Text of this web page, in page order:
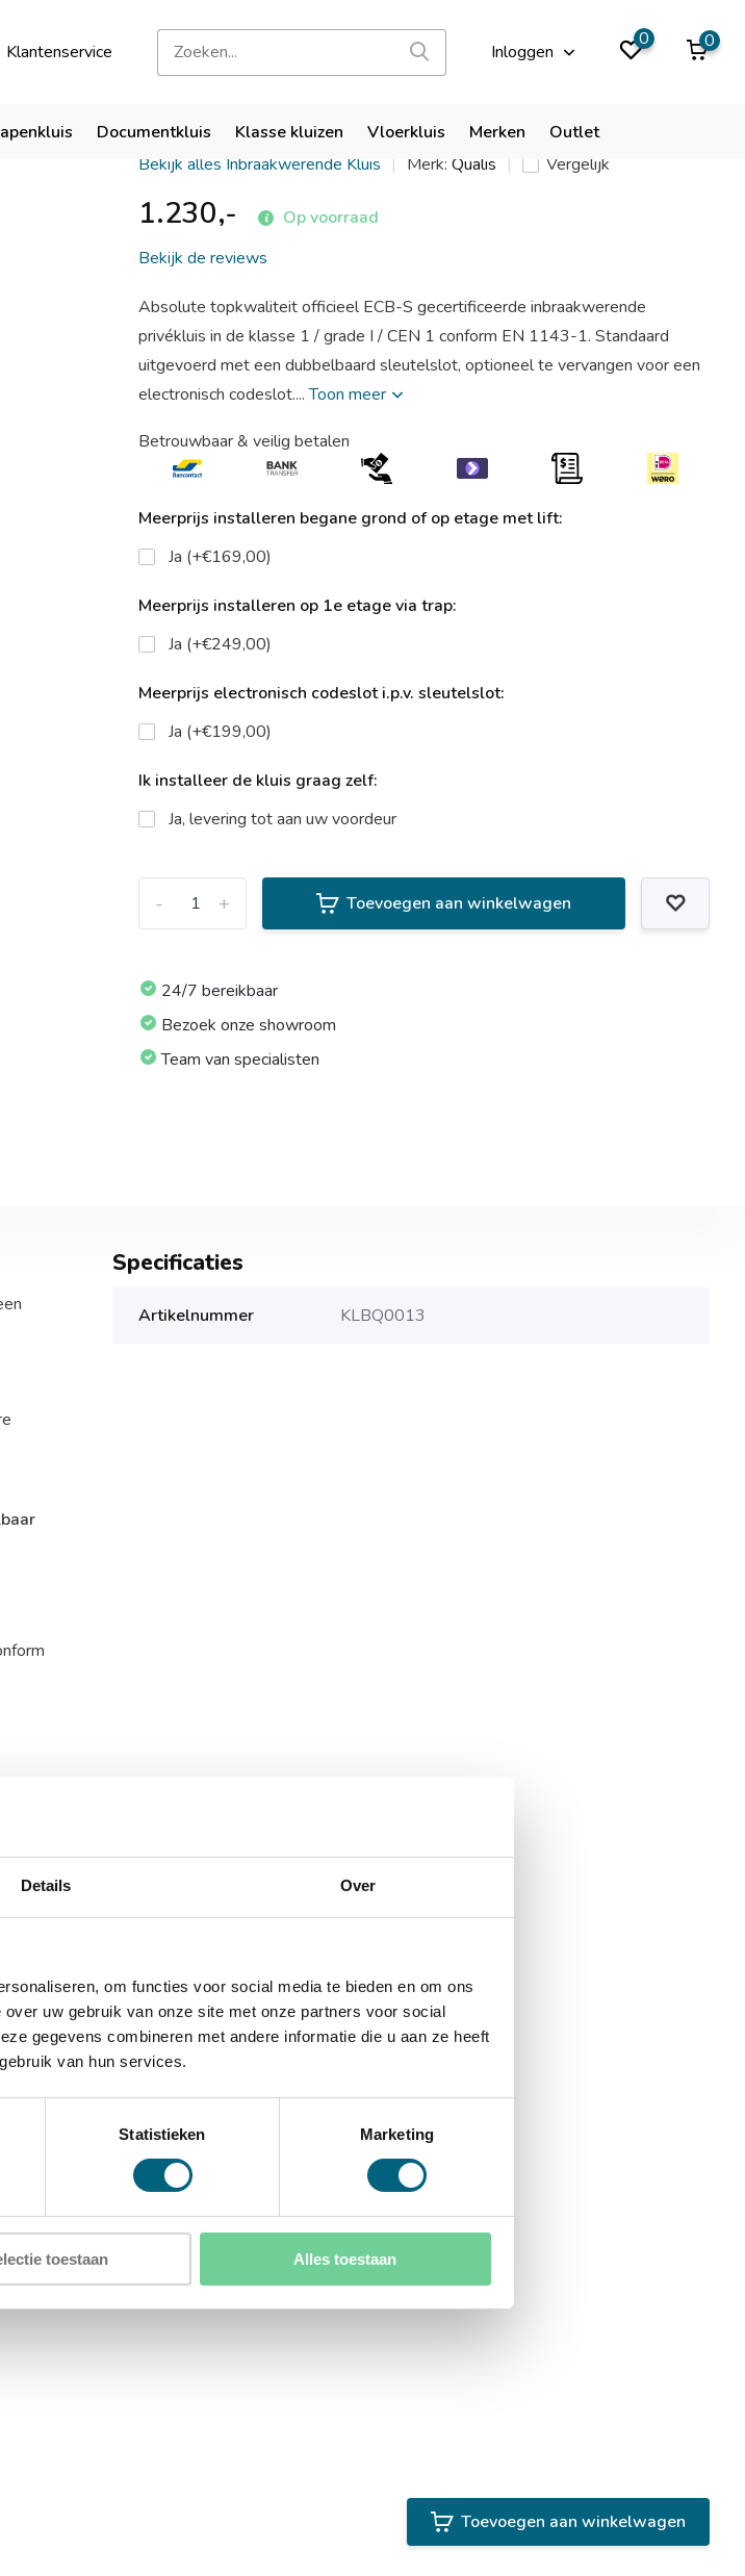
Details Over
om functies voor social media te bieden en om ons
uw gebruik van onze site met onze partners voor social
gegevens combineren met andere informatie die u aan ze heeft
van hun services.
Statistieken Marketing
toestaan Alles toestaan
Klantenservice Inloggen
0 0
Documentkluis Klasse kluizen Vloerkluis Merken Outlet
Bezoek onze showroom
9,9
Qualis I size 6
Bekijk alles Inbraakwerende Kluis Merk:Qualis Vergelijk
1.230,-
Op voorraad
Bekijk de reviews
Absolute topkwaliteit officieel ECB-S gecertificeerde inbraakwerende
privékluis in de klasse 1 / grade I / CEN 1 conform EN 1143-1. Standaard
uitgevoerd met een dubbelbaard sleutelslot, optioneel te vervangen voor een
electronisch codeslot....Toon meer
Betrouwbaar & veilig betalen
Meerprijs installeren begane grond of op etage met lift:
Ja (+€169,00)
Meerprijs installeren op 1e etage via trap:
Ja (+€249,00)
Meerprijs electronisch codeslot i.p.v. sleutelslot:
Ja (+€199,00)
Ik installeer de kluis graag zelf:
Ja, levering tot aan uw voordeur
+
- Toevoegen aan winkelwagen
24/7 bereikbaar
Bezoek onze showroom
Team van specialisten
Specificaties
Artikelnummer KLBQ0013
Toevoegen aan winkelwagen